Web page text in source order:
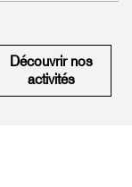
Découvrir nos
activités